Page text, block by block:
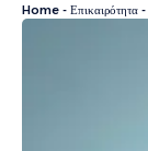
Home - Επικαιρότητα -